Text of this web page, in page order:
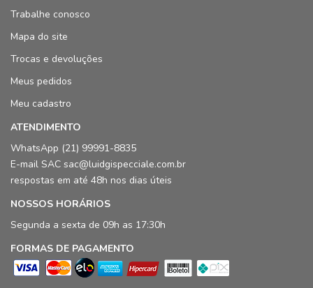
Trabalhe conosco
Mapa do site
Trocas e devoluções
Meus pedidos
Meu cadastro
ATENDIMENTO
WhatsApp (21) 99991-8835
E-mail SAC sac@luidgispecciale.com.br
respostas em até 48h nos dias úteis
NOSSOS HORÁRIOS
Segunda a sexta de 09h as 17:30h
FORMAS DE PAGAMENTO